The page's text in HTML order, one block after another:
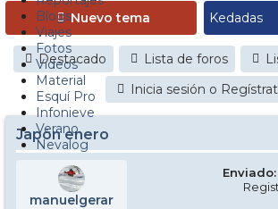
Blogs
Viajes
Fotos
Videos
Material
Esquí Pro
Infonieve
Verano
Nevalog
Nuevo tema
Destacado Lista de foros
Inicia sesión o
Japón enero
manuelgerar